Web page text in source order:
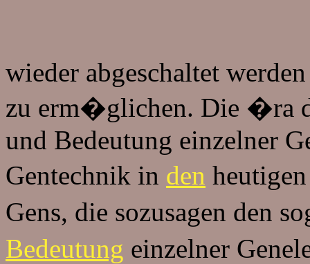
wieder abgeschaltet
zu erm�glichen. Die �ra
und Bedeutung einzelner
Gentechnik in den
Gens, die sozusagen den
Bedeutung einzelner